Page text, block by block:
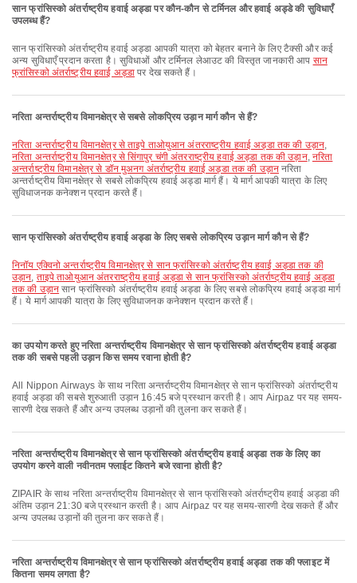
सान फ्रांसिस्को अंतर्राष्ट्रीय हवाई अड्डा पर कौन-कौन से टर्मिनल और हवाई अड्डे की सुविधाएँ
उपलब्ध हैं?
सान फ्रांसिस्को अंतर्राष्ट्रीय हवाई अड्डा आपकी यात्रा को बेहतर बनाने के लिए टैक्सी और कई
अन्य सुविधाएँ प्रदान करता है। सुविधाओं और टर्मिनल लेआउट की विस्तृत जानकारी आप सान
फ्रांसिस्को अंतर्राष्ट्रीय हवाई अड्डापर देख सकते हैं।
नरिता अन्तर्राष्ट्रीय विमानक्षेत्र से सबसे लोकप्रिय उड़ान मार्ग कौन से हैं?
नरिता अन्तर्राष्ट्रीय विमानक्षेत्र से ताइपे ताओयुआन अंतरराष्ट्रीय हवाई अड्डा तक की उड़ान,
नरिता अन्तर्राष्ट्रीय विमानक्षेत्र से सिंगापुर चंगी अंतरराष्ट्रीय हवाई अड्डा तक की उड़ान, नरिता
अन्तर्राष्ट्रीय विमानक्षेत्र से डॉन मुअनग अंतर्राष्ट्रीय हवाई अड्डा तक की उड़ान नरिता
अन्तर्राष्ट्रीय विमानक्षेत्र से सबसे लोकप्रिय हवाई अड्डा मार्ग हैं। ये मार्ग आपकी यात्रा के लिए
सुविधाजनक कनेक्शन प्रदान करते हैं।
सान फ्रांसिस्को अंतर्राष्ट्रीय हवाई अड्डा के लिए सबसे लोकप्रिय उड़ान मार्ग कौन से हैं?
निनॉय एक्विनो अन्तर्राष्ट्रीय विमानक्षेत्र से सान फ्रांसिस्को अंतर्राष्ट्रीय हवाई अड्डा तक की
उड़ान, ताइपे ताओयुआन अंतरराष्ट्रीय हवाई अड्डा से सान फ्रांसिस्को अंतर्राष्ट्रीय हवाई अड्डा
तक की उड़ान सान फ्रांसिस्को अंतर्राष्ट्रीय हवाई अड्डा के लिए सबसे लोकप्रिय हवाई अड्डा मार्ग
हैं। ये मार्ग आपकी यात्रा के लिए सुविधाजनक कनेक्शन प्रदान करते हैं।
का उपयोग करते हुए नरिता अन्तर्राष्ट्रीय विमानक्षेत्र से सान फ्रांसिस्को अंतर्राष्ट्रीय हवाई अड्डा
तक की सबसे पहली उड़ान किस समय रवाना होती है?
All Nippon Airways के साथ नरिता अन्तर्राष्ट्रीय विमानक्षेत्र से सान फ्रांसिस्को अंतर्राष्ट्रीय
हवाई अड्डा की सबसे शुरुआती उड़ान 16:45 बजे प्रस्थान करती है। आप Airpaz पर यह समय-
सारणी देख सकते हैं और अन्य उपलब्ध उड़ानों की तुलना कर सकते हैं।
नरिता अन्तर्राष्ट्रीय विमानक्षेत्र से सान फ्रांसिस्को अंतर्राष्ट्रीय हवाई अड्डा तक के लिए का
उपयोग करने वाली नवीनतम फ्लाईट कितने बजे रवाना होती है?
ZIPAIR के साथ नरिता अन्तर्राष्ट्रीय विमानक्षेत्र से सान फ्रांसिस्को अंतर्राष्ट्रीय हवाई अड्डा की
अंतिम उड़ान 21:30 बजे प्रस्थान करती है। आप Airpaz पर यह समय-सारणी देख सकते हैं और
अन्य उपलब्ध उड़ानों की तुलना कर सकते हैं।
नरिता अन्तर्राष्ट्रीय विमानक्षेत्र से सान फ्रांसिस्को अंतर्राष्ट्रीय हवाई अड्डा तक की फ्लाइट में
कितना समय लगता है?